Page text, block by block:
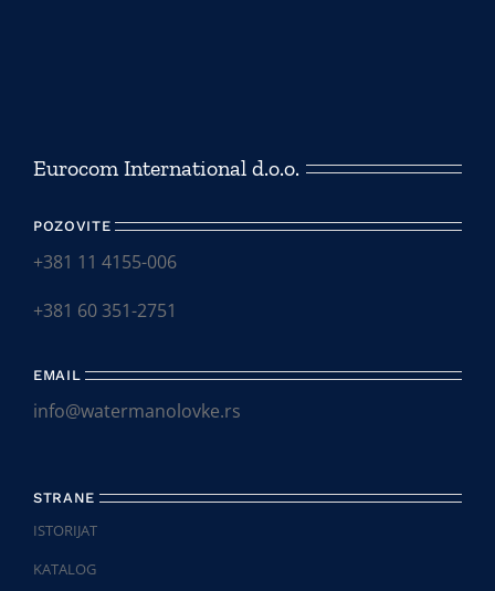
Eurocom International d.o.o.
POZOVITE
+381 11 4155-006
+381 60 351-2751
EMAIL
info@watermanolovke.rs
STRANE
ISTORIJAT
KATALOG